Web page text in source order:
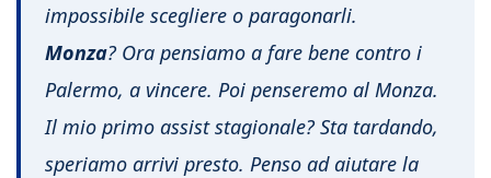
impossibile scegliere o paragonarli.
Monza? Ora pensiamo a fare bene contro i
Palermo, a vincere. Poi penseremo al Monza.
Il mio primo assist stagionale? Sta tardando,
speriamo arrivi presto. Penso ad aiutare la